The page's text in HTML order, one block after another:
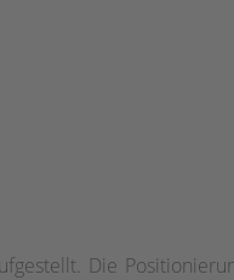
Die